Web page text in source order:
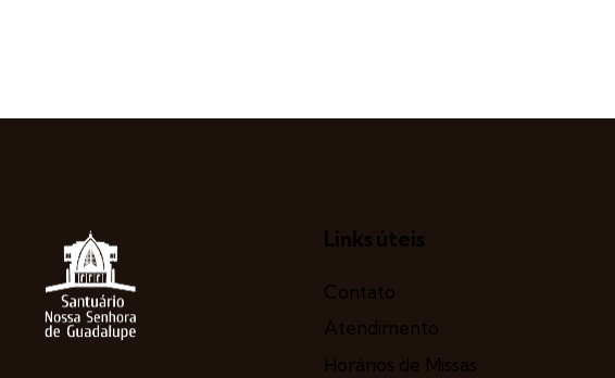
Links úteis
Contato
Atendimento
Horários de Missas